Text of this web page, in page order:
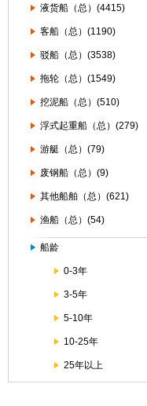
液货船（总）(4415)
客船（总）(1190)
驳船（总）(3538)
拖轮（总）(1549)
挖泥船（总）(510)
浮式起重船（总）(279)
游艇（总）(79)
废钢船（总）(9)
其他船舶（总）(621)
渔船（总）(54)
船龄
0-3年
3-5年
5-10年
10-25年
25年以上